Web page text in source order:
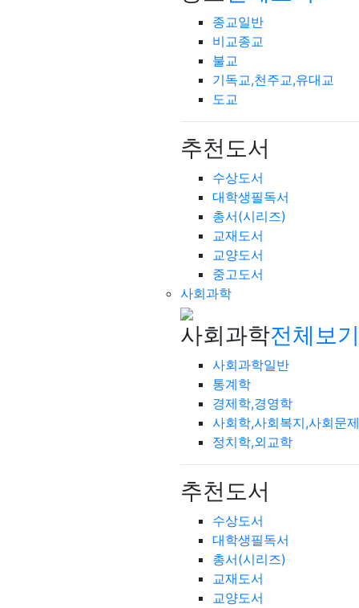
종교일반
비교종교
불교
기독교,천주교,유대교
도교
추천도서
수상도서
대학생필독서
총서(시리즈)
교재도서
교양도서
중고도서
사회과학
사회과학전체보
사회과학일반
통계학
경제학,경영학
사회학,사회복지,사회문제
정치학,외교학
추천도서
수상도서
대학생필독서
총서(시리즈)
교재도서
교양도서